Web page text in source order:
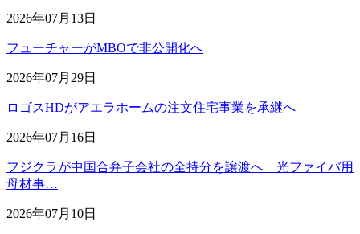
2026年07月13日
フューチャーがMBOで非公開化へ
2026年07月29日
ロゴスHDがアエラホームの注文住宅事業を承継へ
2026年07月16日
フジクラが中国合弁子会社の全持分を譲渡へ 光ファイバ用
母材事…
2026年07月10日